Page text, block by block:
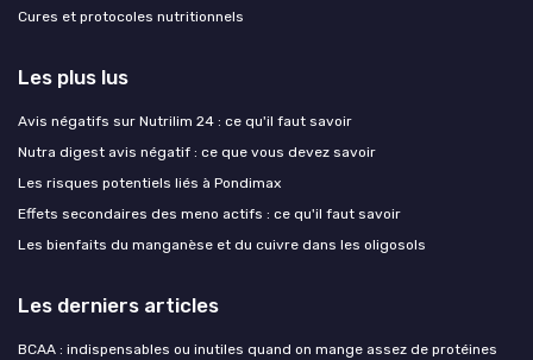
Cures et protocoles nutritionnels
Les plus lus
Avis négatifs sur Nutrilim 24 : ce qu'il faut savoir
Nutra digest avis négatif : ce que vous devez savoir
Les risques potentiels liés à Pondimax
Effets secondaires des meno actifs : ce qu'il faut savoir
Les bienfaits du manganèse et du cuivre dans les oligosols
Les derniers articles
BCAA : indispensables ou inutiles quand on mange assez de protéines